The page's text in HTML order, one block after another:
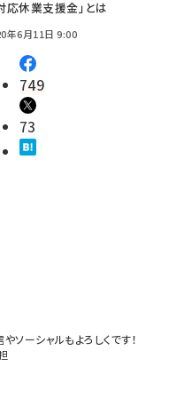
応休業支援金」とは
年6月11日 9:00
749
73
ソーシャルもよろしくです！